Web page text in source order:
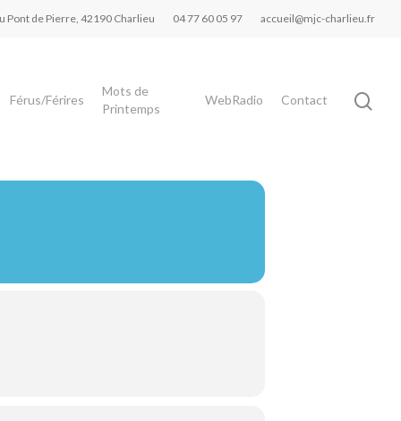
Pont de Pierre, 42190 Charlieu 04 77 60 05 97 accueil@mjc-charlieu.fr
Férus/Férires
Mots de
Printemps
WebRadio Contact